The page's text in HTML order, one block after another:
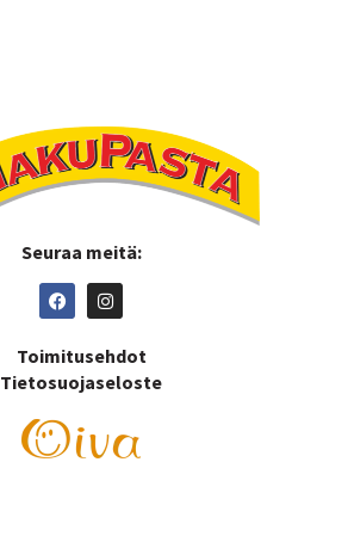
Seuraa meitä:
Toimitusehdot
Tietosuojaseloste